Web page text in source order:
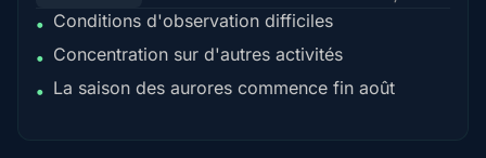
• Conditions d'observation difficiles
• Concentration sur d'autres activités
• La saison des aurores commence fin août